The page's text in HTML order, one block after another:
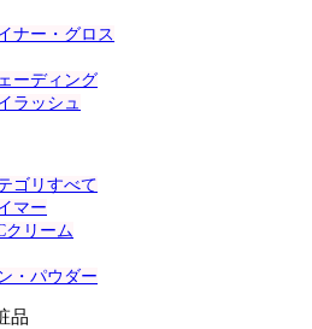
ナー・グロス
ーディング
ラッシュ
ゴリすべて
マー
クリーム
・パウダー
品